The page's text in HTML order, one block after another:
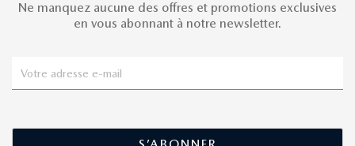
Ne manquez aucune des offres et promotions exclusives
en vous abonnant à notre newsletter.